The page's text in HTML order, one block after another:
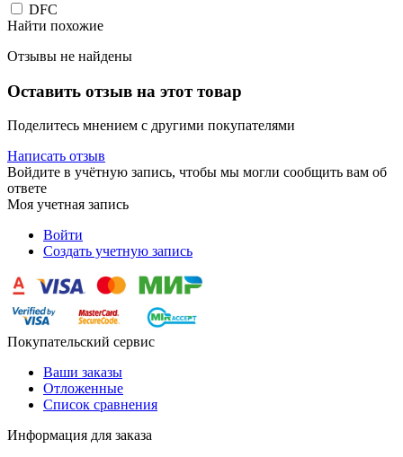
DFC
Найти похожие
Отзывы не найдены
Оставить отзыв на этот товар
Поделитесь мнением с другими покупателями
Написать отзыв
Войдите в учётную запись, чтобы мы могли сообщить вам об
ответе
Моя учетная запись
Войти
Создать учетную запись
Покупательский сервис
Ваши заказы
Отложенные
Список сравнения
Информация для заказа